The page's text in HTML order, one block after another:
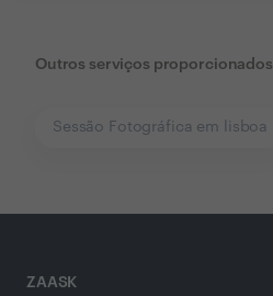
Outros serviços
Sessão Fotográfica em lisboa
ZAASK